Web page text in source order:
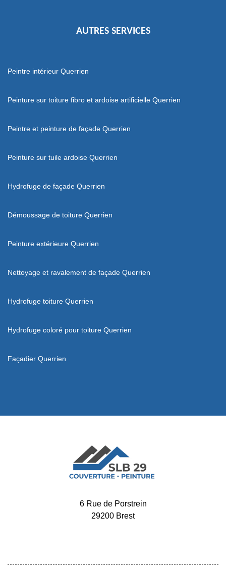
AUTRES SERVICES
Peintre intérieur Querrien
Peinture sur toiture fibro et ardoise artificielle Querrien
Peintre et peinture de façade Querrien
Peinture sur tuile ardoise Querrien
Hydrofuge de façade Querrien
Démoussage de toiture Querrien
Peinture extérieure Querrien
Nettoyage et ravalement de façade Querrien
Hydrofuge toiture Querrien
Hydrofuge coloré pour toiture Querrien
Façadier Querrien
6 Rue de Porstrein
29200 Brest